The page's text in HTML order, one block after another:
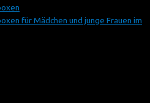
für Mädchen und junge Frauen im